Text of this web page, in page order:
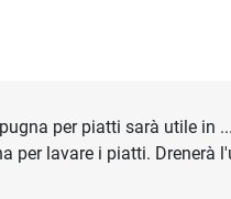
per piatti sarà utile in
per lavare i piatti. Drenerà